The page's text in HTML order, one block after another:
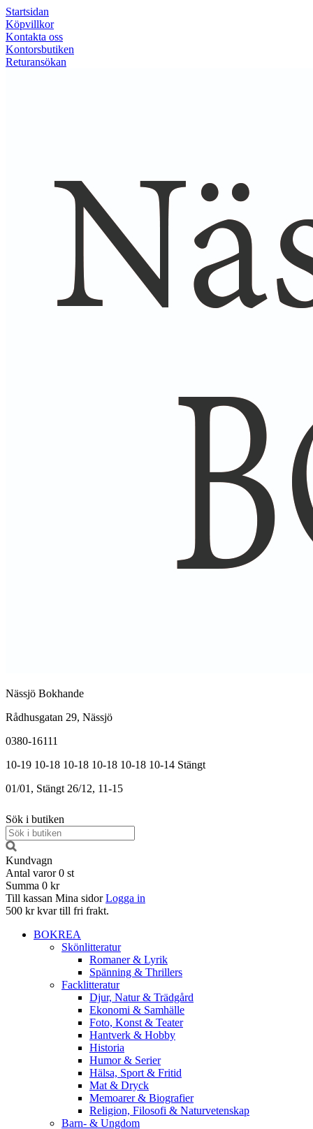
Startsidan
Köpvillkor
Kontakta oss
Kontorsbutiken
Returansökan
Nässjö Bokhande
Rådhusgatan 29, Nässjö
0380-16111
10-19 10-18 10-18 10-18 10-18 10-14 Stängt
01/01, Stängt 26/12, 11-15
Sök i butiken
Kundvagn
Antal varor 0 st
Summa 0 kr
Till kassan Mina sidor Logga in
500 kr kvar till fri frakt.
BOKREA
Skönlitteratur
Romaner & Lyrik
Spänning & Thrillers
Facklitteratur
Djur, Natur & Trädgård
Ekonomi & Samhälle
Foto, Konst & Teater
Hantverk & Hobby
Historia
Humor & Serier
Hälsa, Sport & Fritid
Mat & Dryck
Memoarer & Biografier
Religion, Filosofi & Naturvetenskap
Barn- & Ungdom